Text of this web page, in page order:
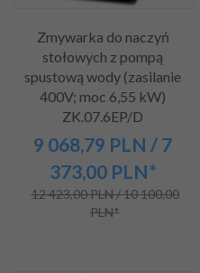
Zmywarka do naczyń
stołowych z pompą
spustową wody (zasilanie
400V; moc 6,55 kW)
ZK.07.6EP/D
9 068,79 PLN / 7
373,00 PLN*
12 423,00 PLN / 10 100,00
PLN*